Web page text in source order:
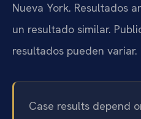
Nueva York. Resultados
un resultado similar.
resultados pueden variar.
Case results depend